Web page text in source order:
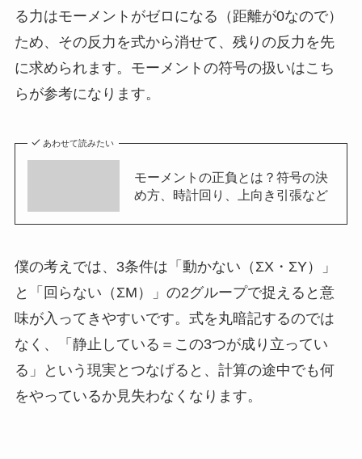
る力はモーメントがゼロになる（距離が0なので）
ため、その反力を式から消せて、残りの反力を先
に求められます。モーメントの符号の扱いはこち
らが参考になります。
あわせて読みたい
モーメントの正負とは？符号の決
め方、時計回り、上向き引張など
僕の考えでは、3条件は「動かない（ΣX・ΣY）」
と「回らない（ΣM）」の2グループで捉えると意
味が入ってきやすいです。式を丸暗記するのでは
なく、「静止している＝この3つが成り立ってい
る」という現実とつなげると、計算の途中でも何
をやっているか見失わなくなります。